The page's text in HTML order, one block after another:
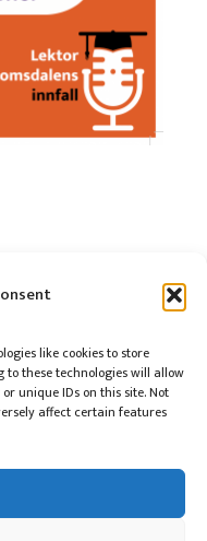
like cookies to store
these technologies will allow
unique IDs on this site. Not
affect certain features
312 MVA